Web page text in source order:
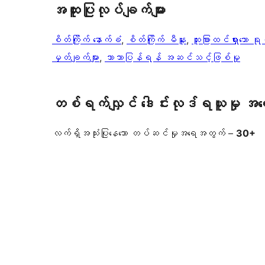
အ​ထူး​ပြု​လုပ်​ချက်​များ
စိတ်ကြိုက် နောက်ခံ, စိတ်ကြိုက် မီနူး, ထူးခြားထင်ရှားသော ရု
မှတ်ချက်များ, ဘာသာပြန်ရန် အဆင်သင့်ဖြစ်မှု
တစ်ရက်လျှင် ဒေါင်းလုဒ်ရယူမှု
လက်ရှိအသုံးပြုနေသော တပ်ဆင်မှုအရေအတွက် – 30+